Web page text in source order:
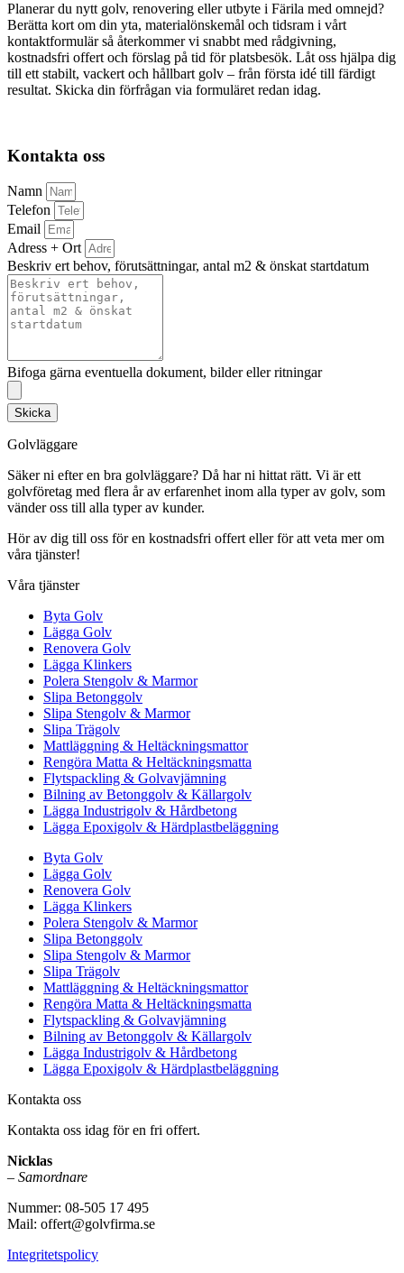
Planerar du nytt golv, renovering eller utbyte i Färila med omnejd?
Berätta kort om din yta, materialönskemål och tidsram i vårt
kontaktformulär så återkommer vi snabbt med rådgivning,
kostnadsfri offert och förslag på tid för platsbesök. Låt oss hjälpa dig
till ett stabilt, vackert och hållbart golv – från första idé till färdigt
resultat. Skicka din förfrågan via formuläret redan idag.
Kontakta oss
Namn
Telefon
Email
Adress + Ort
Beskriv ert behov, förutsättningar, antal m2 & önskat startdatum
Bifoga gärna eventuella dokument, bilder eller ritningar
Skicka
Golvläggare
Säker ni efter en bra golvläggare? Då har ni hittat rätt. Vi är ett
golvföretag med flera år av erfarenhet inom alla typer av golv, som
vänder oss till alla typer av kunder.
Hör av dig till oss för en kostnadsfri offert eller för att veta mer om
våra tjänster!
Våra tjänster
Byta Golv
Lägga Golv
Renovera Golv
Lägga Klinkers
Polera Stengolv & Marmor
Slipa Betonggolv
Slipa Stengolv & Marmor
Slipa Trägolv
Mattläggning & Heltäckningsmattor
Rengöra Matta & Heltäckningsmatta
Flytspackling & Golvavjämning
Bilning av Betonggolv & Källargolv
Lägga Industrigolv & Hårdbetong
Lägga Epoxigolv & Härdplastbeläggning
Byta Golv
Lägga Golv
Renovera Golv
Lägga Klinkers
Polera Stengolv & Marmor
Slipa Betonggolv
Slipa Stengolv & Marmor
Slipa Trägolv
Mattläggning & Heltäckningsmattor
Rengöra Matta & Heltäckningsmatta
Flytspackling & Golvavjämning
Bilning av Betonggolv & Källargolv
Lägga Industrigolv & Hårdbetong
Lägga Epoxigolv & Härdplastbeläggning
Kontakta oss
Kontakta oss idag för en fri offert.
Nicklas
– Samordnare
Nummer: 08-505 17 495
Mail: offert@golvfirma.se
Integritetspolicy